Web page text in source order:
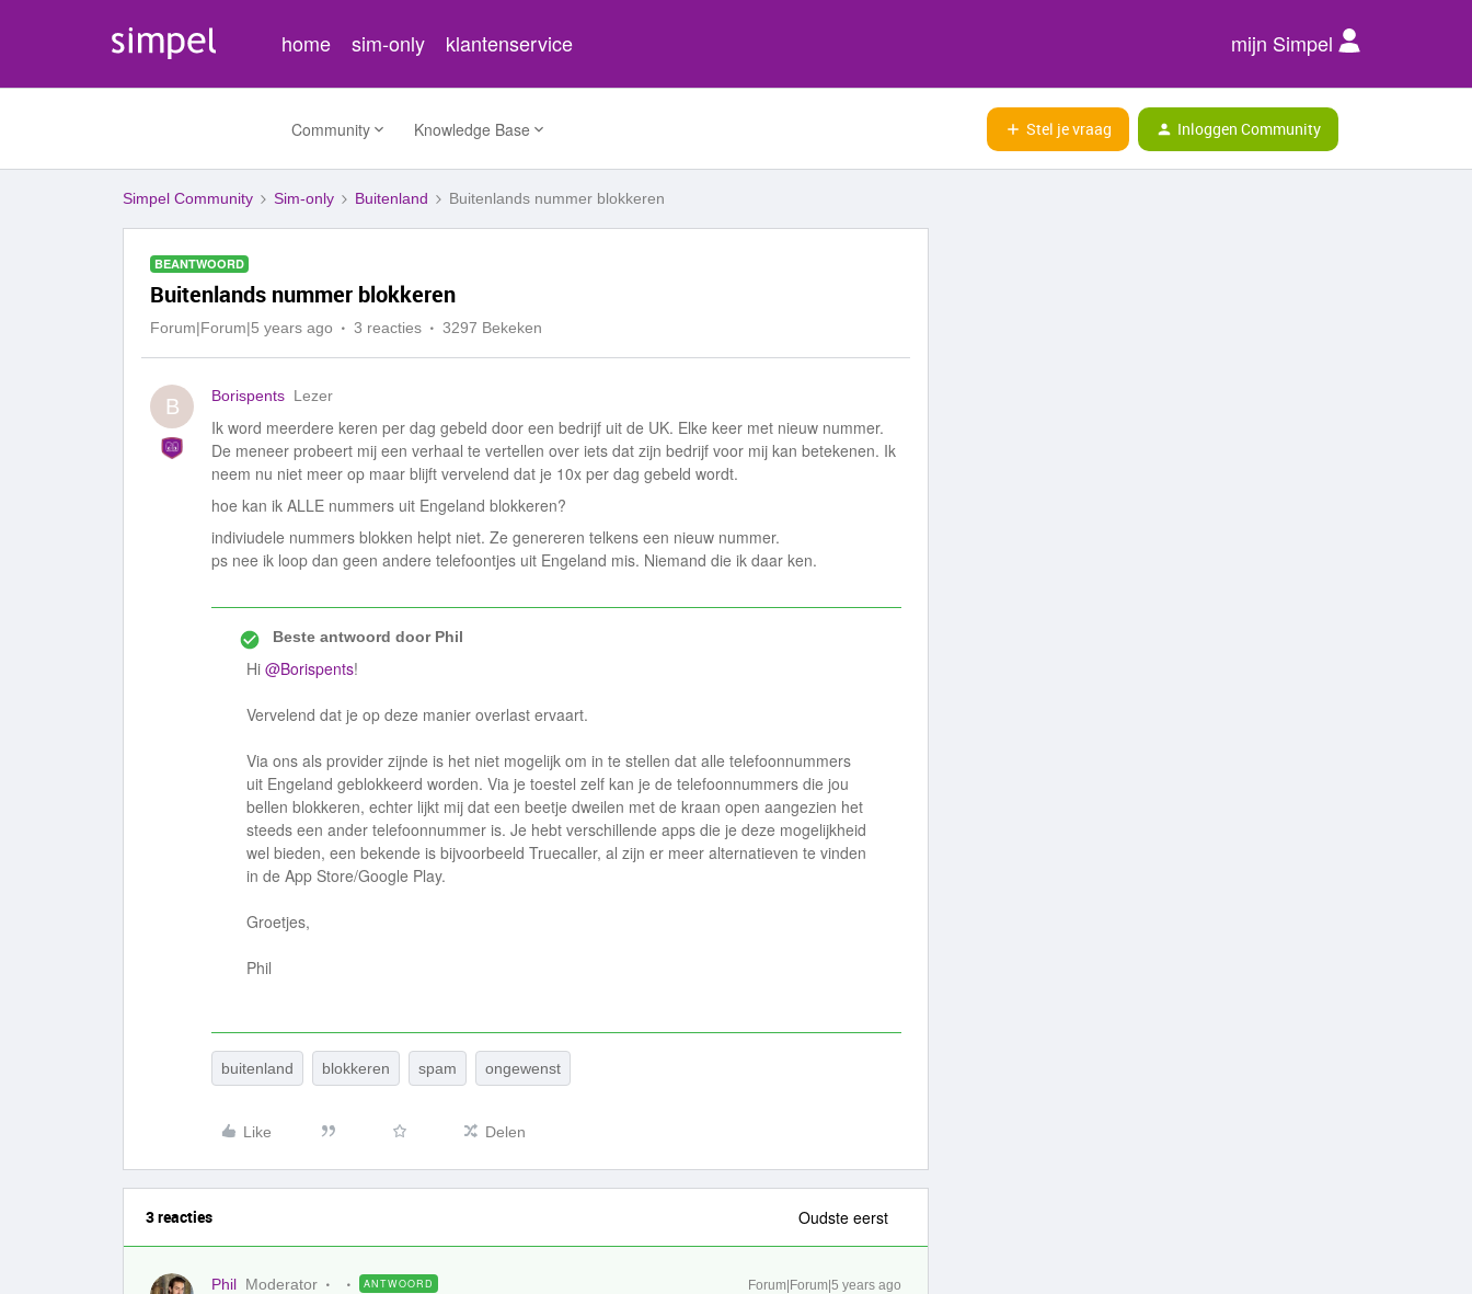
home sim-only klantenservice mijn Simpel
Community Knowledge Base Stel je vraag Inloggen Community
Simpel Community Sim-only Buitenland Buitenlands nummer blokkeren
BEANTWOORD
Buitenlands nummer blokkeren
Forum|Forum|5 years ago 3 reacties 3297 Bekeken
B Borispents Lezer
Ik word meerdere keren per dag gebeld door een bedrijf uit de UK. Elke keer met nieuw nummer.
De meneer probeert mij een verhaal te vertellen over iets dat zijn bedrijf voor mij kan betekenen. Ik
neem nu niet meer op maar blijft vervelend dat je 10x per dag gebeld wordt.
hoe kan ik ALLE nummers uit Engeland blokkeren?
indiviudele nummers blokken helpt niet. Ze genereren telkens een nieuw nummer.
ps nee ik loop dan geen andere telefoontjes uit Engeland mis. Niemand die ik daar ken.
Beste antwoord doorPhil
Hi @Borispents!
Vervelend dat je op deze manier overlast ervaart.
Via ons als provider zijnde is het niet mogelijk om in te stellen dat alle telefoonnummers
uit Engeland geblokkeerd worden. Via je toestel zelf kan je de telefoonnummers die jou
bellen blokkeren, echter lijkt mij dat een beetje dweilen met de kraan open aangezien het
steeds een ander telefoonnummer is. Je hebt verschillende apps die je deze mogelijkheid
wel bieden, een bekende is bijvoorbeeld Truecaller, al zijn er meer alternatieven te vinden
in de App Store/Google Play.
Groetjes,
Phil
buitenland blokkeren spam ongewenst
Like Delen
3 reacties Oudste eerst
Phil Moderator ANTWOORD Forum|Forum|5 years ago